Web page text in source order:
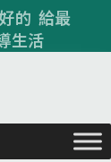
的 給最
生活